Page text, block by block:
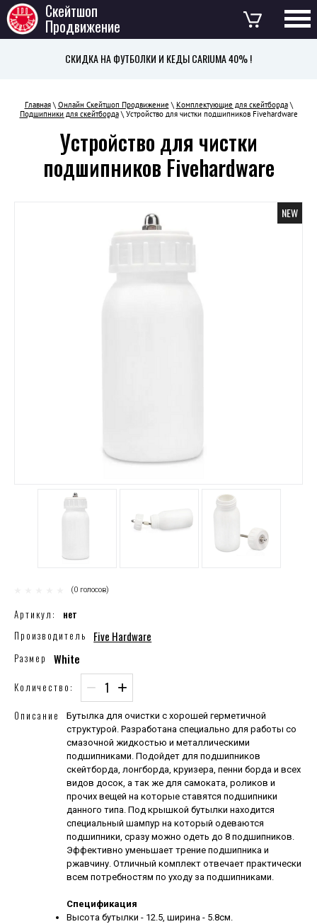
Скейтшоп
Продвижение
СКИДКА НА ФУТБОЛКИ И КЕДЫ CARIUMA 40% !
Главная\ Онлайн Скейтшоп Продвижение \ Комплектующие для скейтборда\
Подшипники для скейтборда\ Устройство для чистки подшипников Fivehardware
Устройство для чистки
подшипников Fivehardware
NEW
(0 голосов)
Артикул:
нет
Производитель
Five Hardware
Размер White
Количество: − +
Описание
Бутылка для очистки с хорошей герметичной
структурой. Разработана специально для работы со
смазочной жидкостью и металлическими
подшипниками. Подойдет для подшипников
скейтборда, лонгборда, круизера, пенни борда и всех
видов досок, а так же для самоката, роликов и
прочих вещей на которые ставятся подшипники
данного типа. Под крышкой бутылки находится
специальный шампур на который одеваются
подшипники, сразу можно одеть до 8 подшипников.
Эффективно уменьшает трение подшипника и
ржавчину. Отличный комплект отвечает практически
всем потребностям по уходу за подшипниками.
Спецификация
Высота бутылки - 12.5, ширина - 5.8см.